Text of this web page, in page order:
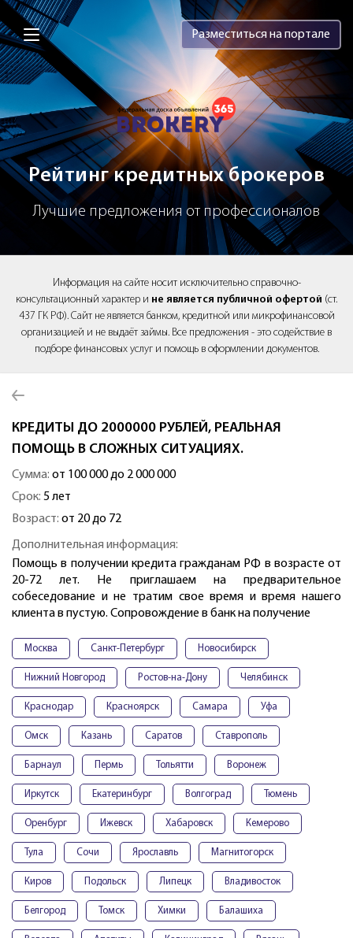
Brokery365 - Рейтинг кредитных
Разместиться на портале
Рейтинг кредитных брокеров
Лучшие предложения от профессионалов
Информация на сайте носит исключительно справочно-
консультационный характер и не является публичной офертой (ст.
437 ГК РФ). Сайт не является банком, кредитной или микрофинансовой
организацией и не выдаёт займы. Все предложения - это содействие в
подборе финансовых услуг и помощь в оформлении документов.
КРЕДИТЫ ДО 2000000 РУБЛЕЙ, РЕАЛЬНАЯ
ПОМОЩЬ В СЛОЖНЫХ СИТУАЦИЯХ.
Сумма: от 100 000 до 2 000 000
Срок: 5 лет
Возраст: от 20 до 72
Дополнительная информация:
Помощь в получении кредита гражданам РФ в возрасте от
20-72 лет. Не приглашаем на предварительное
собеседование и не тратим свое время и время нашего
клиента в пустую. Сопровождение в банк на получение
Москва Санкт-Петербург Новосибирск
Нижний Новгород Ростов-на-Дону Челябинск
Краснодар Красноярск Самара Уфа
Омск Казань Саратов Ставрополь
Барнаул Пермь Тольятти Воронеж
Иркутск Екатеринбург Волгоград Тюмень
Оренбург Ижевск Хабаровск Кемерово
Тула Сочи Ярославль Магнитогорск
Киров Подольск Липецк Владивосток
Белгород Томск Химки Балашиха